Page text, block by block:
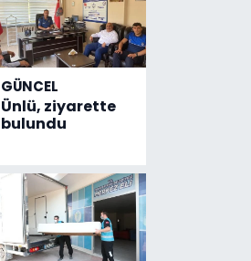
GÜNCEL
Ünlü, ziyarette
bulundu